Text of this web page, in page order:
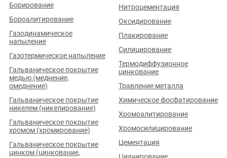
Борирование
Бороалитирование
Газодинамическое
напыление
Газотермическое напыление
Гальваническое покрытие
медью (меднение,
омеднение)
Гальваническое покрытие
никелем (никелирование)
Гальваническое покрытие
хромом (хромирование)
Гальваническое покрытие
цинком (цинкование,
Нитроцементация
Оксидирование
Плакирование
Силицирование
Термодиффузионное
цинкование
Травление металла
Химическое фосфатирование
Хромоалитирование
Хромосилицирование
Цементация